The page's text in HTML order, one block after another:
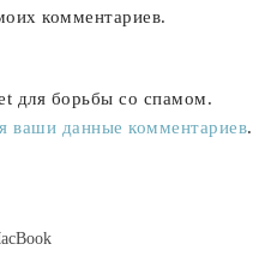
комментариев.
для борьбы со спамом.
ваши данные комментариев.